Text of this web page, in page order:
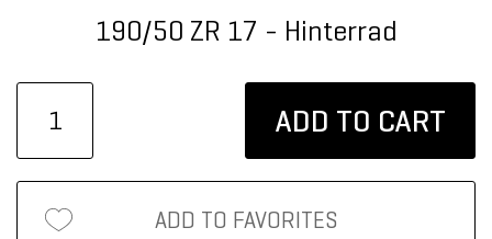
190/50 ZR 17 - Hinterrad
ADD TO CART
ADD TO FAVORITES